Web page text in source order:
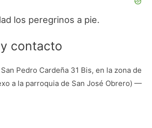
los peregrinos a pie.
contacto
Pedro Cardeña 31 Bis, en la zona de
a la parroquia de San José Obrero) —